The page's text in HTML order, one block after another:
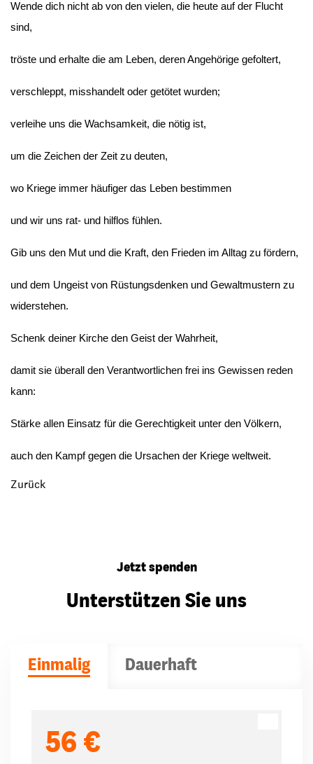
Wende dich nicht ab von den vielen, die heute auf der Flucht
sind,
tröste und erhalte die am Leben, deren Angehörige gefoltert,
verschleppt, misshandelt oder getötet wurden;
verleihe uns die Wachsamkeit, die nötig ist,
um die Zeichen der Zeit zu deuten,
wo Kriege immer häufiger das Leben bestimmen
und wir uns rat- und hilflos fühlen.
Gib uns den Mut und die Kraft, den Frieden im Alltag zu fördern,
und dem Ungeist von Rüstungsdenken und Gewaltmustern zu
widerstehen.
Schenk deiner Kirche den Geist der Wahrheit,
damit sie überall den Verantwortlichen frei ins Gewissen reden
kann:
Stärke allen Einsatz für die Gerechtigkeit unter den Völkern,
auch den Kampf gegen die Ursachen der Kriege weltweit.
Zurück
Jetzt spenden
Unterstützen Sie uns
Einmalig Dauerhaft
56 €